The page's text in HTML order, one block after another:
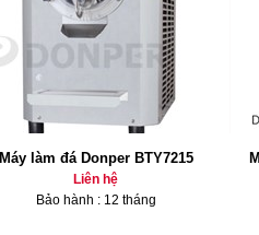
Máy làm đá Donper BTY7215
Liên hệ
Bảo hành : 12 tháng